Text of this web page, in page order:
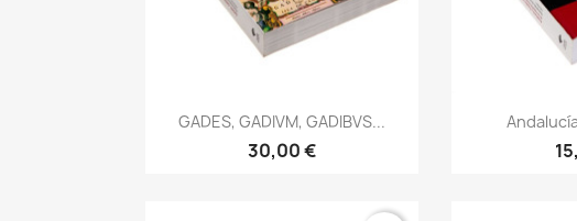
Vista rápida
GADES, GADIVM, GADIBVS...
30,00 €
